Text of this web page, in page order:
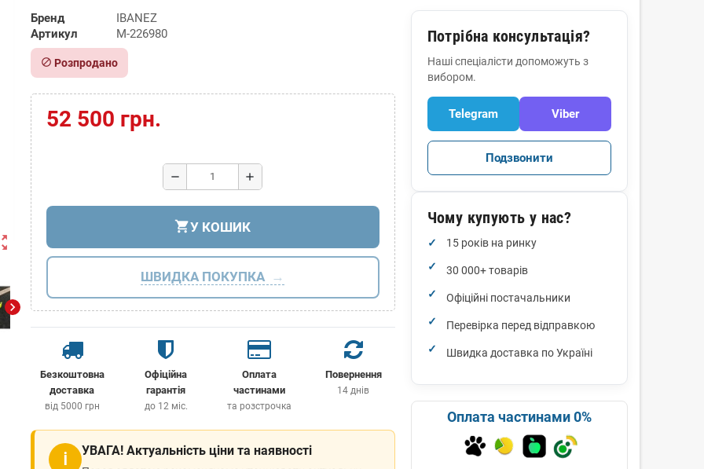
chevron_right
Бренд
IBANEZ
Артикул
M-226980
block Розпродано
52 500 грн.
remove add
shopping_cartУ КОШИК
ШВИДКА ПОКУПКА
Безкоштовна
доставка
від 5000 грн
Офіційна
гарантія
до 12 міс.
Оплата
частинами
та розстрочка
Повернення
14 днів
ℹ УВАГА! Актуальність ціни та наявності
Потрібна консультація?
Наші спеціалісти допоможуть з
вибором.
Telegram Viber
Подзвонити
Чому купують у нас?
15 років на ринку
30 000+ товарів
Офіційні постачальники
Перевірка перед відправкою
Швидка доставка по Україні
Оплата частинами 0%